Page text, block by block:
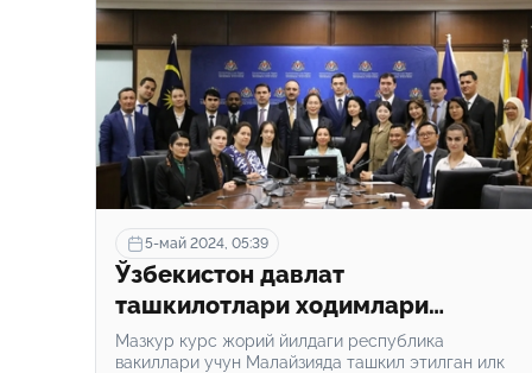
5-май 2024, 05:39
Ўзбекистон давлат
ташкилотлари ходимлари
Малайзияда малака оширди
Мазкур курс жорий йилдаги республика
вакиллари учун Малайзияда ташкил этилган илк